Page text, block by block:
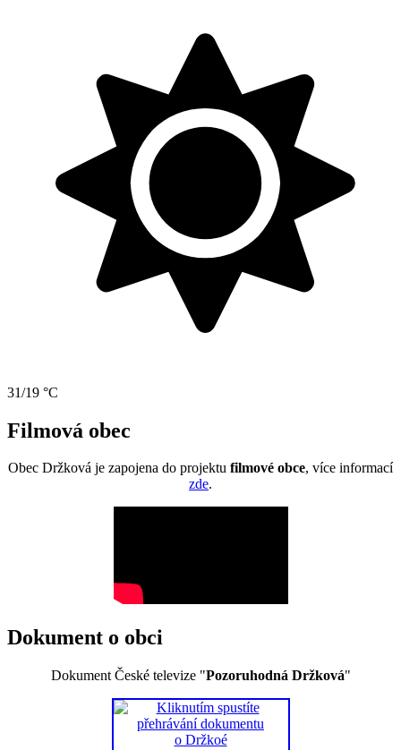
31/19 °C
Filmová obec
Obec Držková je zapojena do projektu filmové obce, více informací
zde.
Dokument o obci
Dokument České televize "Pozoruhodná Držková"